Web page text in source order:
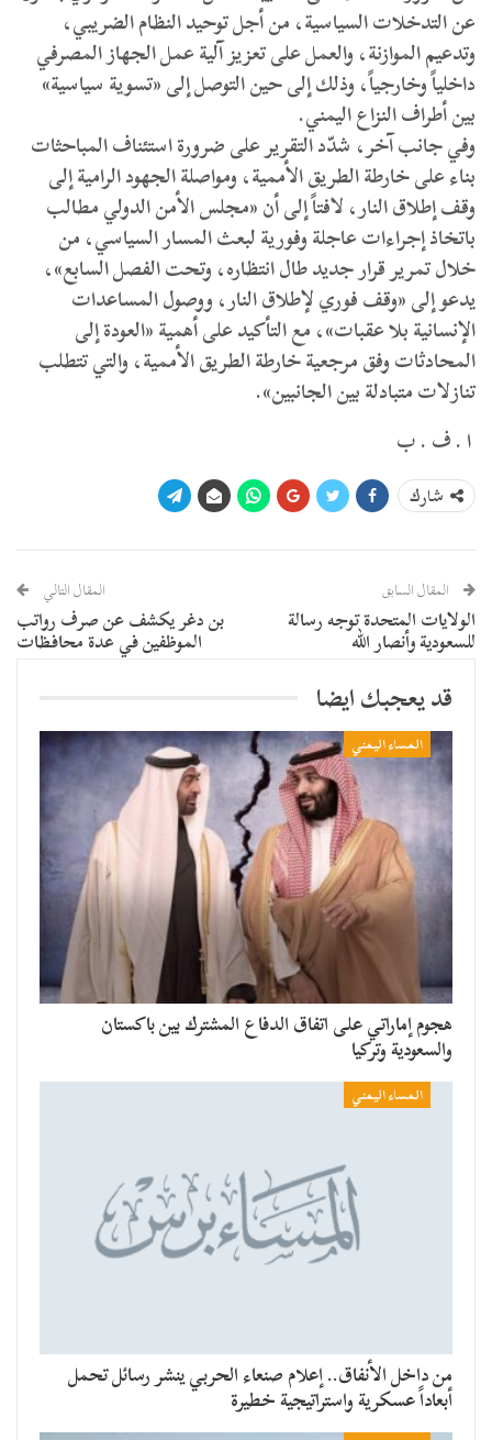
عن التدخلات السياسية، من أجل توحيد النظام الضريبي،
وتدعيم الموازنة، والعمل على تعزيز آلية عمل الجهاز المصرفي
داخلياً وخارجياً، وذلك إلى حين التوصل إلى «تسوية سياسية»
بين أطراف النزاع اليمني.
وفي جانب آخر، شدّد التقرير على ضرورة استئناف المباحثات
بناء على خارطة الطريق الأممية، ومواصلة الجهود الرامية إلى
وقف إطلاق النار، لافتاً إلى أن «مجلس الأمن الدولي مطالب
باتخاذ إجراءات عاجلة وفورية لبعث المسار السياسي، من
خلال تمرير قرار جديد طال انتظاره، وتحت الفصل السابع»،
يدعو إلى «وقف فوري لإطلاق النار، ووصول المساعدات
الإنسانية بلا عقبات»، مع التأكيد على أهمية «العودة إلى
المحادثات وفق مرجعية خارطة الطريق الأممية، والتي تتطلب
تنازلات متبادلة بين الجانبين».
ا . ف . ب
شارك
المقال السابق
الولايات المتحدة توجه رسالة
للسعودية وأنصار الله
المقال التالي
بن دغر يكشف عن صرف رواتب
الموظفين في عدة محافظات
قد يعجبك ايضا
المساء اليمني
هجوم إماراتي على اتفاق الدفاع المشترك بين باكستان
والسعودية وتركيا
المساء اليمني
من داخل الأنفاق.. إعلام صنعاء الحربي ينشر رسائل تحمل
أبعاداً عسكرية واستراتيجية خطيرة